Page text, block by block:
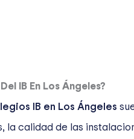
IB En Los Ángeles?
IB en Los Ángeles
la calidad de las